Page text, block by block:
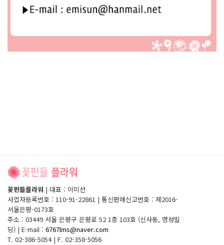
꽃핀들플라워 | 대표 : 이미선
사업자등록번호 : 110-91-22861 | 통신판매신고번호 : 제2016-
서울은평-0173호
주소 : 03449 서울 은평구 은평로 52 1층 103호 (신사동, 명성빌
딩) | E-mail : 6767lms@naver.com
T. 02-386-5054 | F. 02-358-5056